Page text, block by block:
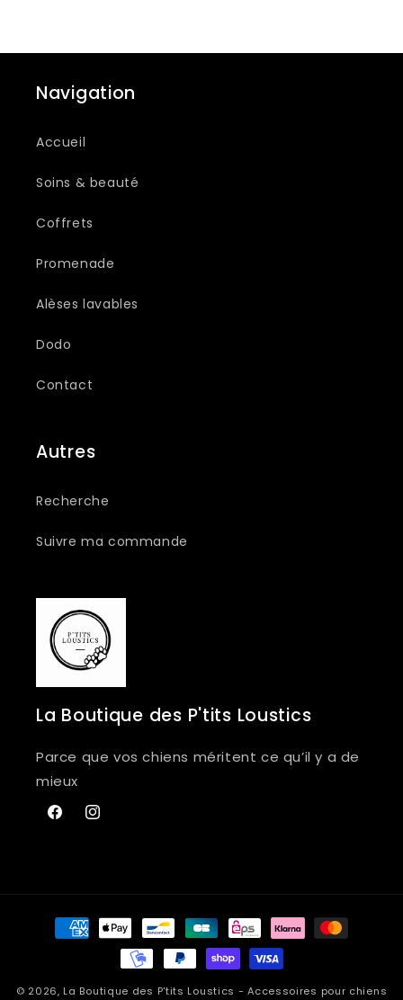
Navigation
Accueil
Soins & beauté
Coffrets
Promenade
Alèses lavables
Dodo
Contact
Autres
Recherche
Suivre ma commande
La Boutique des P'tits Loustics
Parce que vos chiens méritent ce qu’il y a de
mieux
FacebookInstagram
Moyens
© 2026, La Boutique des P'tits Loustics - Accessoires pour chiens